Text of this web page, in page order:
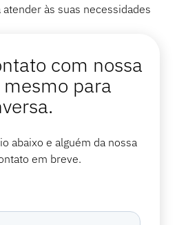
às suas necessidades
com nossa
para
abaixo e alguém da nossa
em breve.